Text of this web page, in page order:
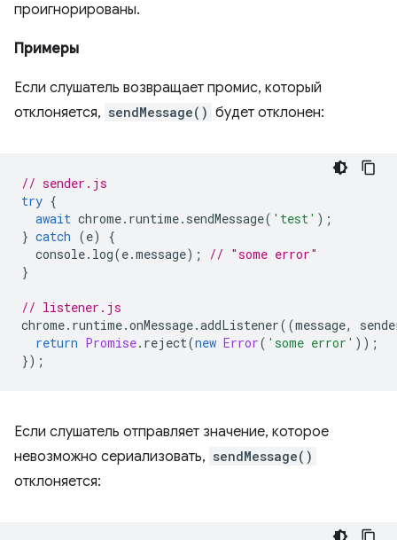
проигнорированы.
Примеры
Если слушатель возвращает промис, который
отклоняется, sendMessage() будет отклонен:
// sender.js
try {
await chrome. runtime. sendMessage( 'test' );
} catch (e)
{
console. log(e.message);
// "some error"
}
// listener.js
chrome. runtime.onMessage.addListener((message,
return Promise. reject(new Error( 'some error' ));
});
Если слушатель отправляет значение, которое
невозможно сериализовать, sendMessage()
отклоняется: